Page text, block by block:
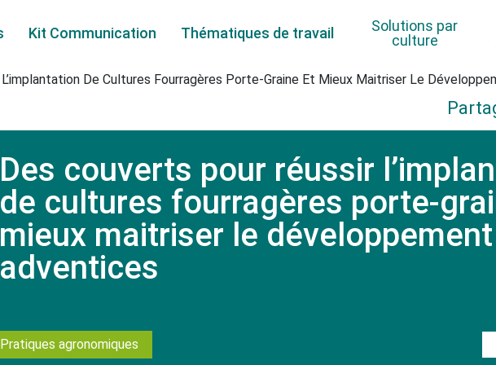
Kit Communication Thématiques de travail
Solutions par
culture
Betterave
Orge
PPAM
Pomme
De Cultures Fourragères Porte-Graine Et Mieux Maitriser Le
Des couverts pour réussir
de cultures fourragères porte-
mieux maitriser le
adventices
Pratiques agronomiques